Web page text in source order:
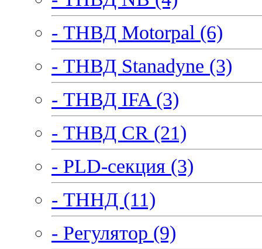
- ТНВД Motorpal (6)
- ТНВД Stanadyne (3)
- ТНВД IFA (3)
- ТНВД CR (21)
- PLD-секция (3)
- ТННД (11)
- Регулятор (9)